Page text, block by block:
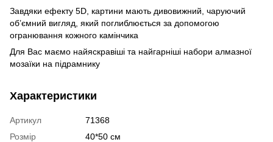
Завдяки ефекту 5D, картини мають дивовижний, чаруючий
об’ємний вигляд, який поглиблюється за допомогою
огранювання кожного камінчика
Для Вас маємо найяскравіші та найгарніші набори алмазної
мозаїки на підрамнику
Характеристики
Артикул
71368
Розмір
40*50 см